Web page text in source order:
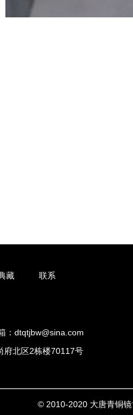
藏 联系
：dtqtjbw@sina.com
府北区2栋楼70117号
© 2010-2020 大唐青铜镜